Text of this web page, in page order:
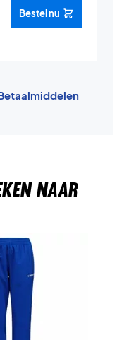
Bestel nu
NAAR